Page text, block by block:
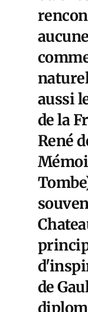
aussi
de la
René
de